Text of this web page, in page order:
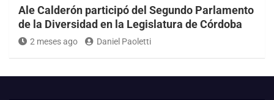
Ale Calderón participó del Segundo Parlamento
de la Diversidad en la Legislatura de Córdoba
2 meses ago Daniel Paoletti